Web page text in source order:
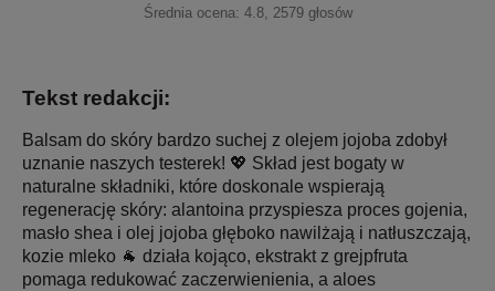
Średnia ocena: 4.8, 2579głosów
Tekst redakcji:
Balsam do skóry bardzo suchej z olejem jojoba zdobył
uznanie naszych testerek! 💖 Skład jest bogaty w
naturalne składniki, które doskonale wspierają
regenerację skóry: alantoina przyspiesza proces gojenia,
masło shea i olej jojoba głęboko nawilżają i natłuszczają,
kozie mleko 🐐 działa kojąco, ekstrakt z grejpfruta
pomaga redukować zaczerwienienia, a aloes